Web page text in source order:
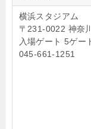
横浜スタジアム
〒231-0022 神奈
入場ゲート 5ゲー
045-661-1251